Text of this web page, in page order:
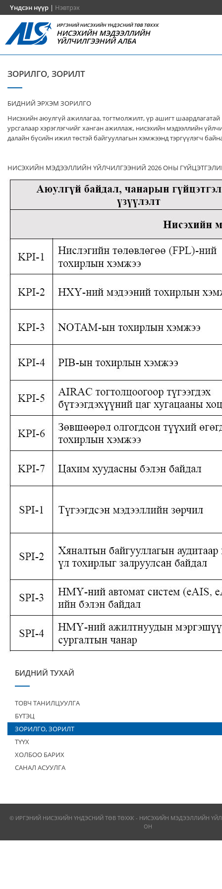
Үндсэн нүүр | Нэвтрэх
ИРГЭНИЙ НИСЭХИЙН ҮНДЭСНИЙ ТӨВ ТӨХХК
НИСЭХИЙН МЭДЭЭЛЛИЙН
ҮЙЛЧИЛГЭЭНИЙ АЛБА
ЗОРИЛГО, ЗОРИЛТ
БИДНИЙ ЭРХЭМ ЗОРИЛГО
Нисэхийн аюулгүй ажиллагаа, тогтмолжилт, үр ашигт шаардлагатай
урсгалаар хэрэглэгчийг ханган ажиллаж, нисэхийн мэдээллийн
далайн бүсийн ижил төстэй байгууллагын хэмжээнд тэргүүлэгч
НИСЭХИЙН МЭДЭЭЛЛИЙН ҮЙЛЧИЛГЭЭНИЙ 2026 ОНЫ
БИДНИЙ ТУХАЙ
ТОВЧ ТАНИЛЦУУЛГА
БҮТЭЦ
ЗОРИЛГО, ЗОРИЛТ
ТҮҮХ
ХОЛБОО БАРИХ
САНАЛ АСУУЛГА
© ИРГЭНИЙ НИСЭХИЙН ҮНДЭСНИЙ ТӨВ ТӨХХК - НИСЭХИЙН МЭДЭЭЛЛИЙН
ОН